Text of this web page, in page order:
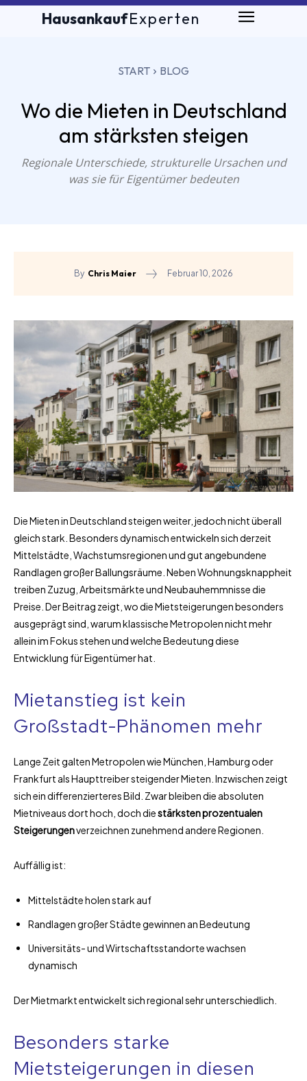
HausankaufExperten
START BLOG
Wo die Mieten in Deutschland
am stärksten steigen
Regionale Unterschiede, strukturelle Ursachen und
was sie für Eigentümer bedeuten
By Chris Maier Februar 10, 2026
Die Mieten in Deutschland steigen weiter, jedoch nicht überall
gleich stark. Besonders dynamisch entwickeln sich derzeit
Mittelstädte, Wachstumsregionen und gut angebundene
Randlagen großer Ballungsräume. Neben Wohnungsknappheit
treiben Zuzug, Arbeitsmärkte und Neubauhemmnisse die
Preise. Der Beitrag zeigt, wo die Mietsteigerungen besonders
ausgeprägt sind, warum klassische Metropolen nicht mehr
allein im Fokus stehen und welche Bedeutung diese
Entwicklung für Eigentümer hat.
Mietanstieg ist kein
Großstadt-Phänomen mehr
Lange Zeit galten Metropolen wie München, Hamburg oder
Frankfurt als Haupttreiber steigender Mieten. Inzwischen zeigt
sich ein differenzierteres Bild. Zwar bleiben die absoluten
Mietniveaus dort hoch, doch diestärksten prozentualen
Steigerungenverzeichnen zunehmend andere Regionen.
Auffällig ist:
Mittelstädte holen stark auf
Randlagen großer Städte gewinnen an Bedeutung
Universitäts- und Wirtschaftsstandorte wachsen
dynamisch
Der Mietmarkt entwickelt sich regional sehr unterschiedlich.
Besonders starke
Mietsteigerungen in diesen